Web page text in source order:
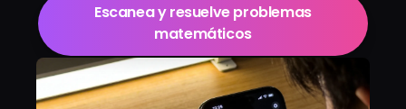
Escanea y resuelve problemas
matemáticos